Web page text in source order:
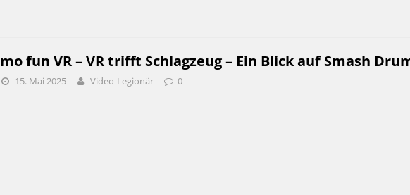
mo fun VR – VR trifft Schlagzeug – Ein Blick auf Smash
15. Mai 2025 Video-Legionär 0